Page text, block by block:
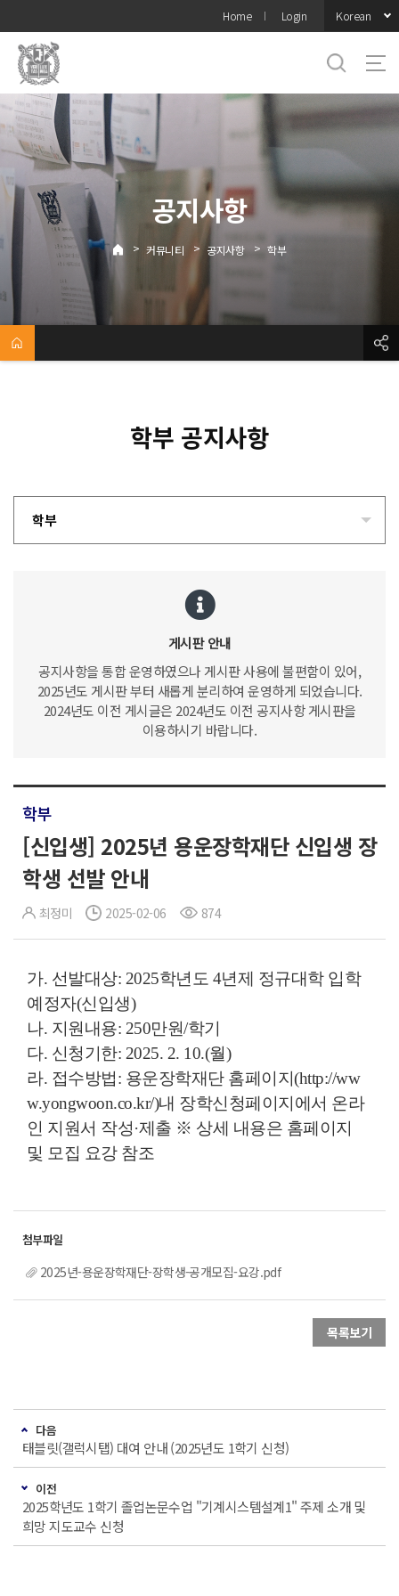
메뉴
Home Login Korean
공지사항
> 커뮤니티 > 공지사항 > 학부
학부 공지사항
학부
게시판 안내
공지사항을 통합 운영하였으나 게시판 사용에 불편함이 있어,
2025년도 게시판 부터 새롭게 분리하여 운영하게 되었습니다.
2024년도 이전 게시글은 2024년도 이전 공지사항 게시판을
이용하시기 바랍니다.
학부
[신입생] 2025년 용운장학재단 신입생 장
학생 선발 안내
최정미 2025-02-06 874
가. 선발대상: 2025학년도 4년제 정규대학 입학
예정자(신입생)
나. 지원내용: 250만원/학기
다. 신청기한: 2025. 2. 10.(월)
라. 접수방법: 용운장학재단 홈페이지(http://ww
w.yongwoon.co.kr/)내 장학신청페이지에서 온라
인 지원서 작성·제출 ※ 상세 내용은 홈페이지
및 모집 요강 참조
2025년-용운장학재단-장학생-공개모집-요강.pdf
목록보기
다음
태블릿(갤럭시탭) 대여 안내 (2025년도 1학기 신청)
이전
2025학년도 1학기 졸업논문수업 "기계시스템설계1" 주제 소개 및
희망 지도교수 신청